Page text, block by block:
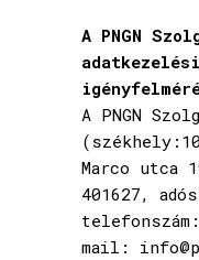
A PNGN
A PNGN
Marco
401627,
mail: